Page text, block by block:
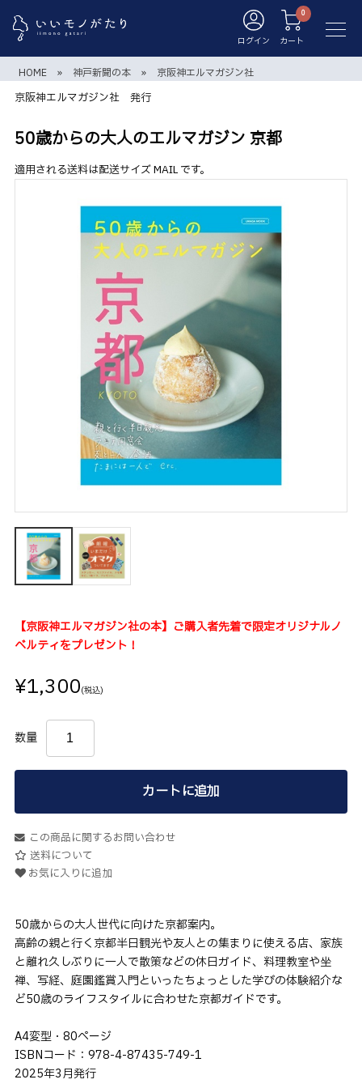
ログイン カート
HOME » 神戸新聞の本 » 京阪神エルマガジン社
京阪神エルマガジン社 発行
50歳からの大人のエルマガジン 京都
適用される送料は配送サイズ MAIL です。
【京阪神エルマガジン社の本】ご購入者先着で限定オリジナルノ
ベルティをプレゼント！
¥1,300(税込)
数量
カートに追加
この商品に関するお問い合わせ
送料について
お気に入りに追加
50歳からの大人世代に向けた京都案内。
高齢の親と行く京都半日観光や友人との集まりに使える店、家族
と離れ久しぶりに一人で散策などの休日ガイド、料理教室や坐
禅、写経、庭園鑑賞入門といったちょっとした学びの体験紹介な
ど50歳のライフスタイルに合わせた京都ガイドです。
A4変型・80ページ
ISBNコード：978-4-87435-749-1
2025年3月発行